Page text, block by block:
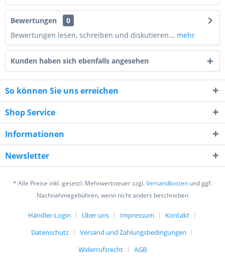
8 - 6 = ?
Ich habe dieDatenschutzerklärunggelesen,
Mit * gekennzeichnete Felder sind Pflichtfelder.
Senden
Bewertungen
0
Bewertungen lesen, schreiben und diskutieren... mehr
Kunden haben sich ebenfalls angesehen
So können Sie uns erreichen
Shop Service
Informationen
Newsletter
* Alle Preise inkl. gesetzl. Mehrwertsteuer zzgl.Versandkosten und ggf.
Nachnahmegebühren, wenn nicht anders beschrieben
Händler-Login Über uns Impressum
Kontakt
Datenschutz
Versand und Zahlungsbedingungen
Widerrufsrecht
AGB